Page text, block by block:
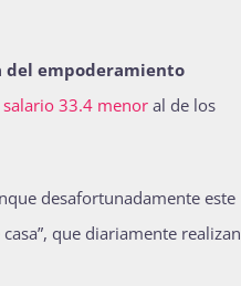
del empoderamiento
salario 33.4 menor al de los
desafortunadamente este
que diariamente realizan